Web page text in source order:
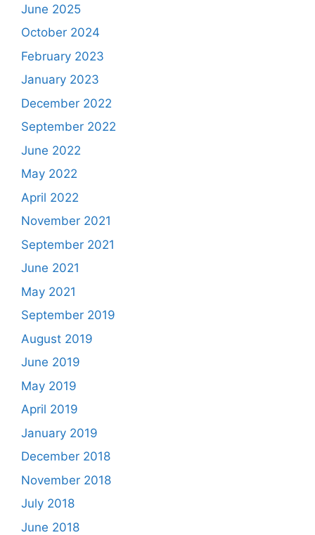
June 2025
October 2024
February 2023
January 2023
December 2022
September 2022
June 2022
May 2022
April 2022
November 2021
September 2021
June 2021
May 2021
September 2019
August 2019
June 2019
May 2019
April 2019
January 2019
December 2018
November 2018
July 2018
June 2018